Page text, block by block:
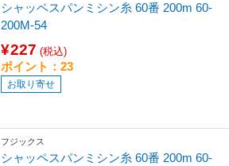
シャッペスパンミシン糸 60番 200m 60-
200M-54
¥227 (税込)
ポイント：23
お取り寄せ
フジックス
シャッペスパンミシン糸 60番 200m 60-